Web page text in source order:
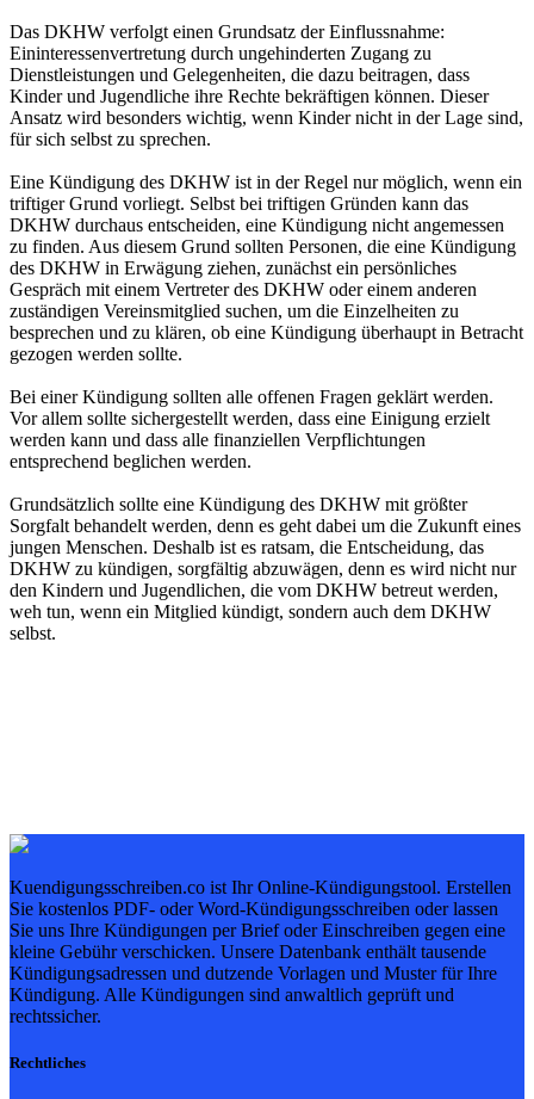
Das DKHW verfolgt einen Grundsatz der Einflussnahme:
Eininteressenvertretung durch ungehinderten Zugang zu
Dienstleistungen und Gelegenheiten, die dazu beitragen, dass
Kinder und Jugendliche ihre Rechte bekräftigen können. Dieser
Ansatz wird besonders wichtig, wenn Kinder nicht in der Lage sind,
für sich selbst zu sprechen.
Eine Kündigung des DKHW ist in der Regel nur möglich, wenn ein
triftiger Grund vorliegt. Selbst bei triftigen Gründen kann das
DKHW durchaus entscheiden, eine Kündigung nicht angemessen
zu finden. Aus diesem Grund sollten Personen, die eine Kündigung
des DKHW in Erwägung ziehen, zunächst ein persönliches
Gespräch mit einem Vertreter des DKHW oder einem anderen
zuständigen Vereinsmitglied suchen, um die Einzelheiten zu
besprechen und zu klären, ob eine Kündigung überhaupt in Betracht
gezogen werden sollte.
Bei einer Kündigung sollten alle offenen Fragen geklärt werden.
Vor allem sollte sichergestellt werden, dass eine Einigung erzielt
werden kann und dass alle finanziellen Verpflichtungen
entsprechend beglichen werden.
Grundsätzlich sollte eine Kündigung des DKHW mit größter
Sorgfalt behandelt werden, denn es geht dabei um die Zukunft eines
jungen Menschen. Deshalb ist es ratsam, die Entscheidung, das
DKHW zu kündigen, sorgfältig abzuwägen, denn es wird nicht nur
den Kindern und Jugendlichen, die vom DKHW betreut werden,
weh tun, wenn ein Mitglied kündigt, sondern auch dem DKHW
selbst.
Kuendigungsschreiben.co ist Ihr Online-Kündigungstool. Erstellen
Sie kostenlos PDF- oder Word-Kündigungsschreiben oder lassen
Sie uns Ihre Kündigungen per Brief oder Einschreiben gegen eine
kleine Gebühr verschicken. Unsere Datenbank enthält tausende
Kündigungsadressen und dutzende Vorlagen und Muster für Ihre
Kündigung. Alle Kündigungen sind anwaltlich geprüft und
rechtssicher.
Rechtliches